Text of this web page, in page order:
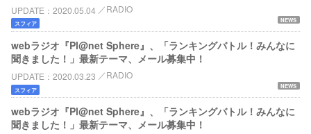
UPDATE 2020.05.04 RADIO
NEWS
スフィア
webラジオ『Pl@net Sphere』、「ランキングバトル！みんなに
聞きました！」最新テーマ、メール募集中！
UPDATE 2020.03.23 RADIO
NEWS
スフィア
webラジオ『Pl@net Sphere』、「ランキングバトル！みんなに
聞きました！」最新テーマ、メール募集中！